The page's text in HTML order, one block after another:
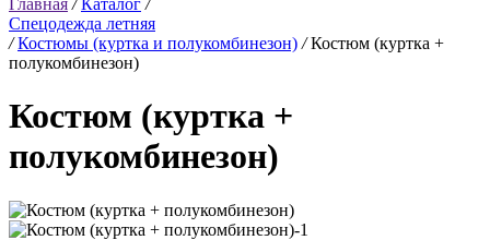
Главная /Каталог /
Спецодежда летняя
/Костюмы (куртка и полукомбинезон) /Костюм (куртка +
полукомбинезон)
Костюм (куртка +
полукомбинезон)